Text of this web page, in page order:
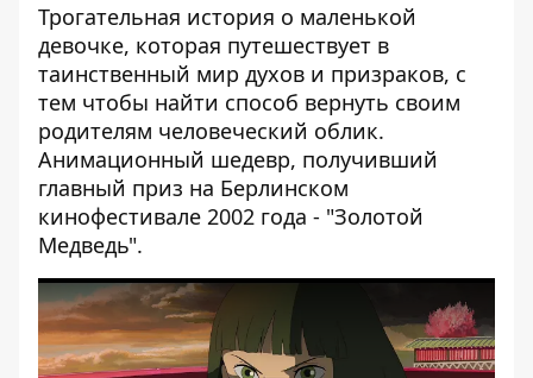
Трогательная история о маленькой
девочке, которая путешествует в
таинственный мир духов и призраков, с
тем чтобы найти способ вернуть своим
родителям человеческий облик.
Анимационный шедевр, получивший
главный приз на Берлинском
кинофестивале 2002 года - "Золотой
Медведь".